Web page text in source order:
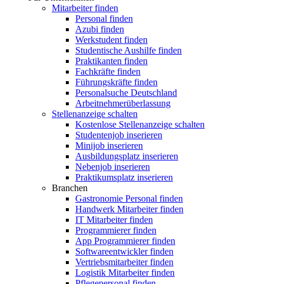
Mitarbeiter finden
Personal finden
Azubi finden
Werkstudent finden
Studentische Aushilfe finden
Praktikanten finden
Fachkräfte finden
Führungskräfte finden
Personalsuche Deutschland
Arbeitnehmerüberlassung
Stellenanzeige schalten
Kostenlose Stellenanzeige schalten
Studentenjob inserieren
Minijob inserieren
Ausbildungsplatz inserieren
Nebenjob inserieren
Praktikumsplatz inserieren
Branchen
Gastronomie Personal finden
Handwerk Mitarbeiter finden
IT Mitarbeiter finden
Programmierer finden
App Programmierer finden
Softwareentwickler finden
Vertriebsmitarbeiter finden
Logistik Mitarbeiter finden